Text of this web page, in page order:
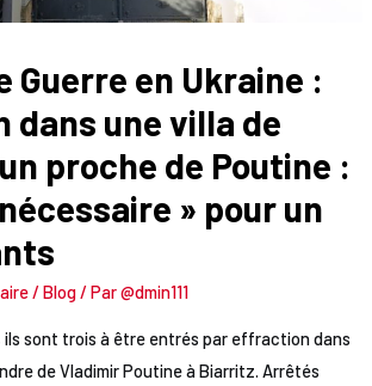
Guerre en Ukraine :
une villa de
proche de Poutine :
» pour un
/Blog/ Par@dmin111
ils sont trois à être entrés par effraction dans
de Vladimir Poutine à Biarritz. Arrêtés